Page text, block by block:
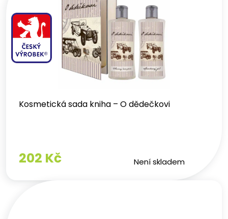
Kosmetická sada kniha – O dědečkovi
202 Kč Není skladem